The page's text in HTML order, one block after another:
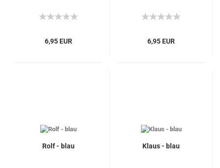
6,95 EUR 6,95 EUR
Rolf - blau Klaus - blau